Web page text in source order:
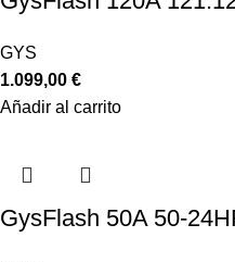
GYS
1.099,00 €
Añadir al carrito
GysFlash 50A 50-